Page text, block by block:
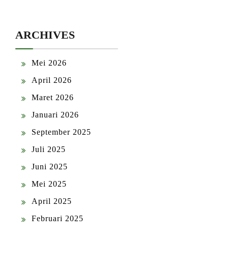
ARCHIVES
Mei 2026
April 2026
Maret 2026
Januari 2026
September 2025
Juli 2025
Juni 2025
Mei 2025
April 2025
Februari 2025